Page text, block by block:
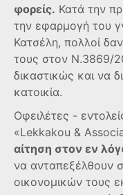
φορείς. Κατά την
την εφαρμογή του
Κατσέλη, πολλοί
τους στον Ν.3869/
δικαστικώς και να
κατοικία.
Οφειλέτες -
«Lekkakou &
αίτηση στον εν
να ανταπεξέλθουν
οικονομικών τους